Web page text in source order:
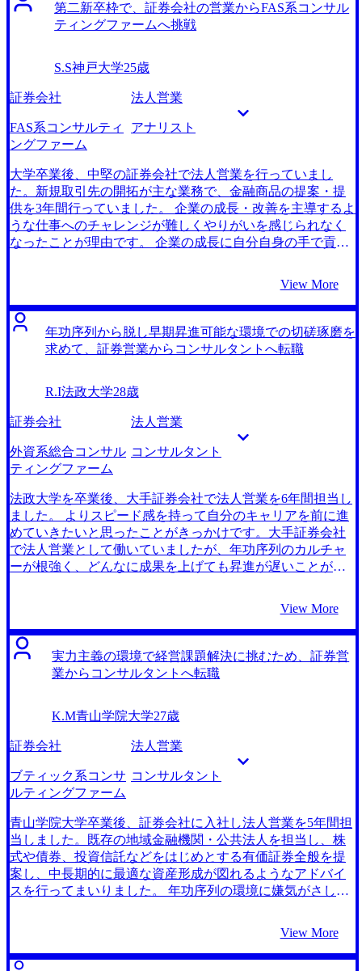
第二新卒枠で、証券会社の営業からFAS系コンサル
ティングファームへ挑戦
S.S神戸大学25歳
証券会社 法人営業
FAS系コンサルティ
ングファーム
アナリスト
大学卒業後、中堅の証券会社で法人営業を行っていまし
た。新規取引先の開拓が主な業務で、金融商品の提案・提
供を3年間行っていました。 企業の成長・改善を主導するよ
うな仕事へのチャレンジが難しくやりがいを感じられなく
なったことが理由です。 企業の成長に自分自身の手で貢献
ませんでした。新卒の就活時に失敗して入った企業だった
こともあり、第二新卒枠での転職を考え始めました。 元々
他証券会社の投資銀行部門への転職を考えていたのです
が、コンサルティングファームで働く大学時代の友人から
サルティングファームでしたが、いざ業務内容を調べてみ
るとM&A、PMIなど魅力的な案件が多数あることを知りま
した。企業の成長に貢献できるという意味で自分に合った
選択肢だと思い、FAS系コンサルティングファームへの転
職を考え始めました。 MyVisionさんの他にはお話ししませ
る方だと感じたことが理由です。 転職活動を始めてすぐに
ビズリーチ経由で田仲さんからスカウトを頂きました。私
と同じく証券会社営業出身とのことで、営業の楽しさや大
変さについて大いに共感いただきました。 また、FAS系コ
ンサルティングファームに転職したいことを伝えたとこ
た。 転職のサポートが非常に充実していると感じました。
書類の作成方法の指導はもちろん、面接対策を想像以上に
徹底的に行っていただきました。前職で培った営業力や、
学生時代に身につけた英語力がアピールポイントになると
教えていただき、そのアピール方法まで一緒に考えてくだ
のおかげです。 FAS系コンサルティングファームという今
の話を聞いても非常に魅力的な仕事だと感じました。食わ
ず嫌いをするのは良くないものだと実感しました。 もっと
早く転職活動に本腰を入れて取り組んでも良かったと思い
ます。第二新卒ということもあり受けられる企業数に限り
があったので、1社1社の選考を大切にして、1社目から全力
でテストや面接対策を行うべきでした。 転職前は450万円
で、転職後は600万円です。 アナリストからのスタートとな
ったので、早くチームの中でも主戦力になれるよう上司か
ら仕事のやり方を学んでいきたいと思います。1年以内に次
View More
年功序列から脱し早期昇進可能な環境での切磋琢磨を
求めて、証券営業からコンサルタントへ転職
R.I法政大学28歳
証券会社 法人営業
外資系総合コンサル
ティングファーム
コンサルタント
法政大学を卒業後、大手証券会社で法人営業を6年間担当し
ました。 よりスピード感を持って自分のキャリアを前に進
めていきたいと思ったことがきっかけです。大手証券会社
で法人営業として働いていましたが、年功序列のカルチャ
ーが根強く、どんなに成果を上げても昇進が遅いことがフ
ジャーに昇格することを聞き、強い焦燥感に駆られまし
た。「Up or Out」のカルチャーが主流のコンサル業界であ
れば、実力を発揮して早くキャリアアップできるのではと
思い、転職を決めました。 3社です。 田仲さんとの初回面
番私の話に真摯に向き合ってくれたように感じたのでこの
方に支援をお願いしようと思いました。 とにかくレスポン
スが速かったことが印象的でした。私自身心配性な部分が
あり、提出書類や選考スケジュールについて頻繁に連絡を
してしまったのですが、1時間以内に返信をいただけること
謝してもしきれません。 自分のキャリアビジョンに合致し
たファームに内定をいただけたことが良かったです。私自
身キャリアアップを最優先に考えていたので、実力次第で
すぐに昇進できる制度が整っている今の会社には非常に満
足しています。 とにかく全てにおいて焦っていて、落ち着
る」と指摘されることがしばしばありました。 転職前は年
収500万円、転職後は年収600万円になりました。
View More
実力主義の環境で経営課題解決に挑むため、証券営
業からコンサルタントへ転職
K.M青山学院大学27歳
証券会社 法人営業
ブティック系コンサ
ルティングファーム
コンサルタント
青山学院大学卒業後、証券会社に入社し法人営業を5年間担
当しました。既存の地域金融機関・公共法人を担当し、株
式や債券、投資信託などをはじめとする有価証券全般を提
案し、中長期的に最適な資産形成が図れるようなアドバイ
スを行ってまいりました。 年功序列の環境に嫌気がさした
分析に関するアイデアを上司に持ち込んでも、経験不足を
理由に却下されることが多く、フラストレーションが溜ま
View More